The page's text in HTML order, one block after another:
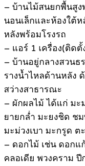
– บ้านไม้สนยกพื้นสูง
นอนเล็กและห้องใต้
หลังพร้อมโรงรถ
– แอร์ 1 เครื่อง(ติดตั้
– บ้านอยู่กลางสวนธ
รางน้ำไหลด้านหลัง
สว่างสาธารณะ
– ผักผลไม้ ได้แก่ มะ
ยายกล่ำ มะยงชิด ช
มะม่วงเบา มะกรูด ต
– ดอกไม้ เช่น ดอกแ
คลอเดีย พวงคราม